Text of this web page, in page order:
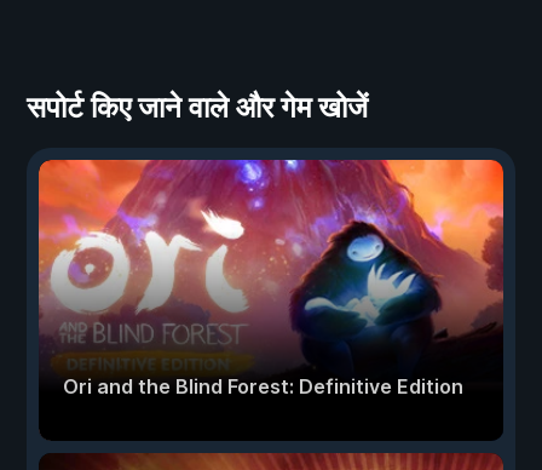
सपोर्ट किए जाने वाले और गेम खोजें
Ori and the Blind Forest: Definitive Edition